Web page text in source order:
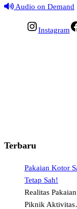
Audio on Demand
Instagram
Terbaru
Pakaian Kotor
Tetap Sah!
Realitas
Piknik